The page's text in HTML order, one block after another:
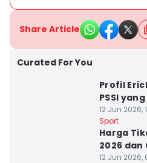
Share Article
Curated For You
Profil
PSSI
12 Jun 2026,
Sport
Harga
2026 dan
12 Jun 2026,